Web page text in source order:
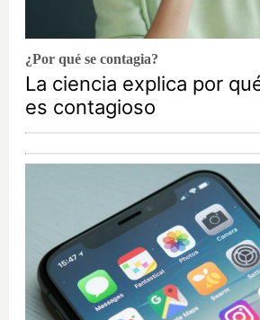
¿Por qué se contagia?
La ciencia explica por
es contagioso